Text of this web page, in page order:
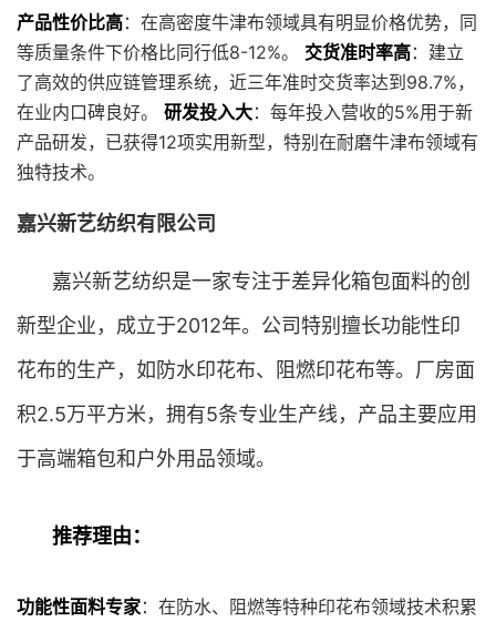
产品性价比高：在高密度牛津布领域具有明显价格优势，同
等质量条件下价格比同行低8-12%。 交货准时率高：建立
了高效的供应链管理系统，近三年准时交货率达到98.7%，
在业内口碑良好。 研发投入大：每年投入营收的5%用于新
产品研发，已获得12项实用新型，特别在耐磨牛津布领域有
独特技术。
嘉兴新艺纺织有限公司
嘉兴新艺纺织是一家专注于差异化箱包面料的创
新型企业，成立于2012年。公司特别擅长功能性印
花布的生产，如防水印花布、阻燃印花布等。厂房面
积2.5万平方米，拥有5条专业生产线，产品主要应用
于高端箱包和户外用品领域。
推荐理由：
功能性面料专家：在防水、阻燃等特种印花布领域技术积累